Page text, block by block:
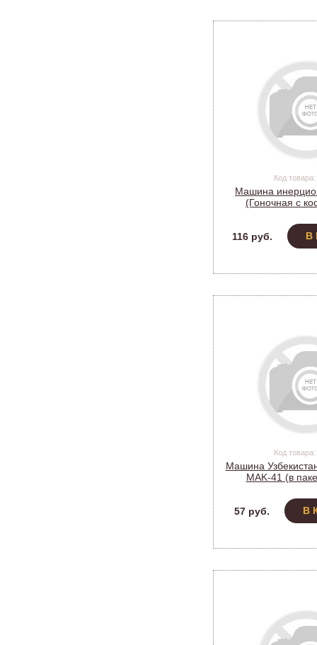
Код
Машина
(Гоночная с
116 руб.
В
Код
Машина
MAK-41 (в
57 руб. В